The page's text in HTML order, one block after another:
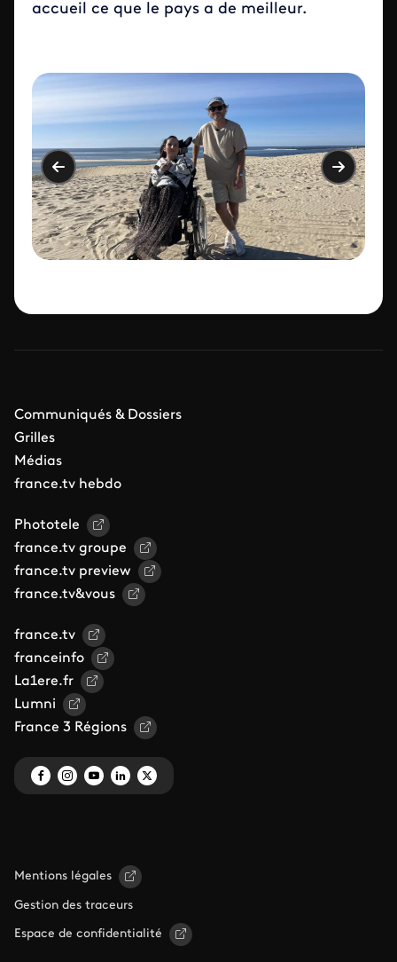
accueil ce que le pays a de meilleur.
Communiqués & Dossiers
Grilles
Médias
france.tv hebdo
Phototele
france.tv groupe
france.tv preview
france.tv&vous
france.tv
franceinfo
La1ere.fr
Lumni
France 3 Régions
Mentions légales
Gestion des traceurs
Espace de confidentialité